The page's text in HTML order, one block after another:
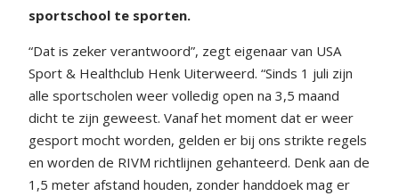
sportschool te sporten.
“Dat is zeker verantwoord”, zegt eigenaar van USA
Sport & Healthclub Henk Uiterweerd. “Sinds 1 juli zijn
alle sportscholen weer volledig open na 3,5 maand
dicht te zijn geweest. Vanaf het moment dat er weer
gesport mocht worden, gelden er bij ons strikte regels
en worden de RIVM richtlijnen gehanteerd. Denk aan de
1,5 meter afstand houden, zonder handdoek mag er